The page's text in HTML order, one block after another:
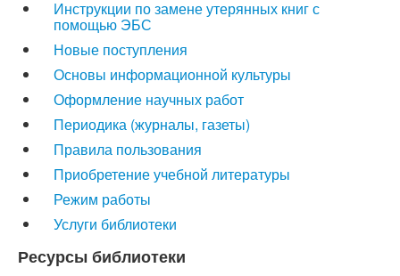
Инструкции по замене утерянных книг с
помощью ЭБС
Новые поступления
Основы информационной культуры
Оформление научных работ
Периодика (журналы, газеты)
Правила пользования
Приобретение учебной литературы
Режим работы
Услуги библиотеки
Ресурсы библиотеки